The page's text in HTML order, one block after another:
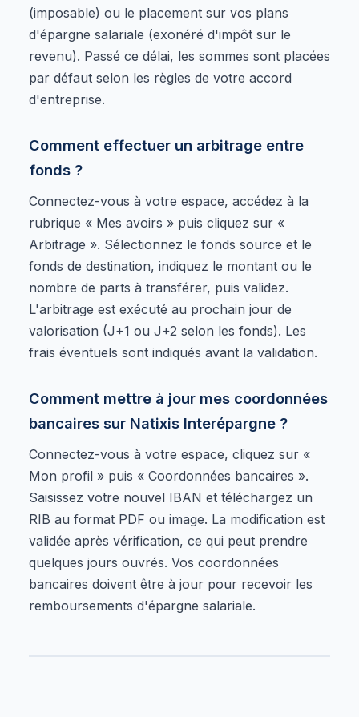
(imposable) ou le placement sur vos plans
d'épargne salariale (exonéré d'impôt sur le
revenu). Passé ce délai, les sommes sont placées
par défaut selon les règles de votre accord
d'entreprise.
Comment effectuer un arbitrage entre
fonds ?
Connectez-vous à votre espace, accédez à la
rubrique « Mes avoirs » puis cliquez sur «
Arbitrage ». Sélectionnez le fonds source et le
fonds de destination, indiquez le montant ou le
nombre de parts à transférer, puis validez.
L'arbitrage est exécuté au prochain jour de
valorisation (J+1 ou J+2 selon les fonds). Les
frais éventuels sont indiqués avant la validation.
Comment mettre à jour mes coordonnées
bancaires sur Natixis Interépargne ?
Connectez-vous à votre espace, cliquez sur «
Mon profil » puis « Coordonnées bancaires ».
Saisissez votre nouvel IBAN et téléchargez un
RIB au format PDF ou image. La modification est
validée après vérification, ce qui peut prendre
quelques jours ouvrés. Vos coordonnées
bancaires doivent être à jour pour recevoir les
remboursements d'épargne salariale.